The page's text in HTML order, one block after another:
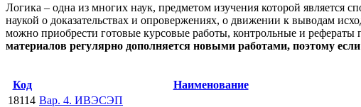
Логика – одна из многих наук, предметом изучения которой является
наукой о доказательствах и опровержениях, о движении к выводам
можно приобрести готовые курсовые работы, контрольные и
материалов регулярно дополняется новыми работами, поэтому
Код Наименование
18114 Вар. 4. ИВЭСЭП